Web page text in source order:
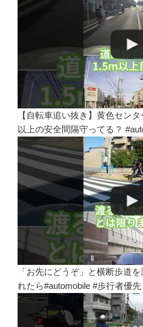
【自転車追い抜き】黄色セン
以上の安全間隔守ってる？
「お先にどうぞ」と横断歩道
れたら#automobile #歩行者優先